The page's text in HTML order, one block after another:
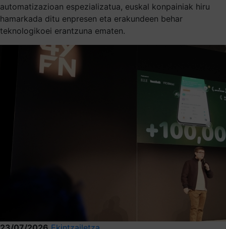
automatizazioan espezializatua, euskal konpainiak hiru
hamarkada ditu enpresen eta erakundeen behar
teknologikoei erantzuna ematen.